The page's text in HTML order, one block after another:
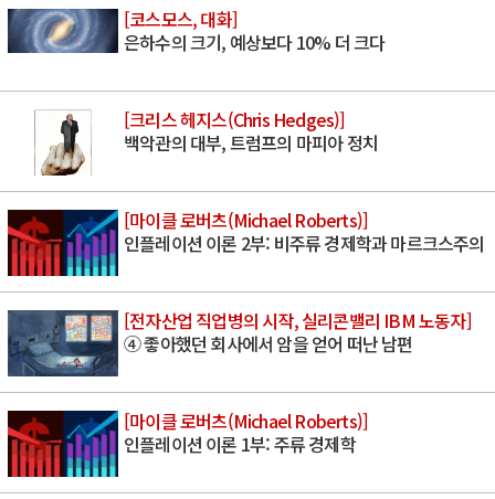
[코스모스, 대화]
은하수의 크기, 예상보다 10% 더 크다
[크리스 헤지스(Chris Hedges)]
백악관의 대부, 트럼프의 마피아 정치
[마이클 로버츠(Michael Roberts)]
인플레이션 이론 2부: 비주류 경제학과 마르크스주의
[전자산업 직업병의 시작, 실리콘밸리 IBM 노동자]
④ 좋아했던 회사에서 암을 얻어 떠난 남편
[마이클 로버츠(Michael Roberts)]
인플레이션 이론 1부: 주류 경제학